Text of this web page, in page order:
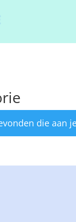
die aan